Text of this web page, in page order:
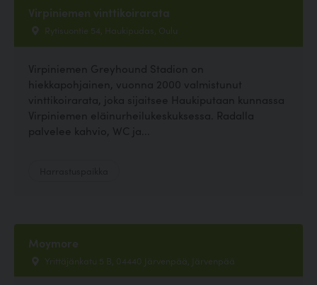
Virpiniemen vinttikoirarata
Rytisuontie 54, Haukipudas, Oulu
Virpiniemen Greyhound Stadion on
hiekkapohjainen, vuonna 2000 valmistunut
vinttikoirarata, joka sijaitsee Haukiputaan kunnassa
Virpiniemen eläinurheilukeskuksessa. Radalla
palvelee kahvio, WC ja...
Moymore
Yrittäjänkatu 5 B, 04440 Järvenpää, Järvenpää